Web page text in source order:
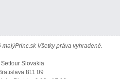
Všetky práva vyhradené.
Slovakia
811 09